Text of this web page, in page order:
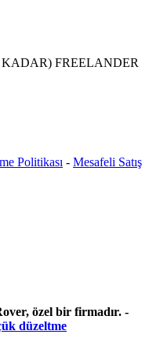
KADAR) FREELANDER
Politikası - Mesafeli Satış
özel bir firmadır. -
düzeltme